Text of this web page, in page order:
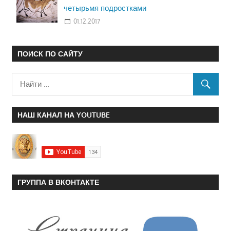
четырьмя подростками
01.12.2017
ПОИСК ПО САЙТУ
НАШ КАНАЛ НА YOUTUBE
ГРУППА В ВКОНТАКТЕ